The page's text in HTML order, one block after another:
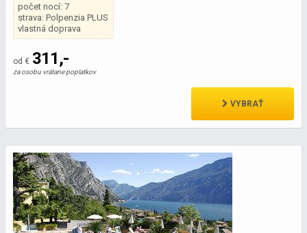
počet nocí: 7
strava: Polpenzia PLUS
vlastná doprava
od € 311,-
za osobu vrátane poplatkov
VYBRAŤ